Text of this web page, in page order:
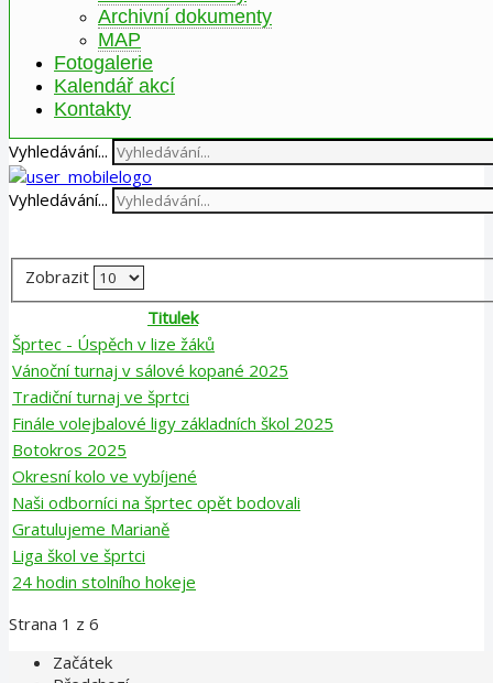
Archivní dokumenty
MAP
Fotogalerie
Kalendář akcí
Kontakty
Vyhledávání...
Vyhledávání...
Zobrazit
Titulek
Šprtec - Úspěch v lize žáků
Vánoční turnaj v sálové kopané 2025
Tradiční turnaj ve šprtci
Finále volejbalové ligy základních škol 2025
Botokros 2025
Okresní kolo ve vybíjené
Naši odborníci na šprtec opět bodovali
Gratulujeme Marianě
Liga škol ve šprtci
24 hodin stolního hokeje
Strana 1 z 6
Začátek